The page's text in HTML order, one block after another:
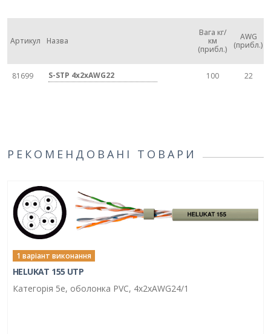
Артикул Назва
Вага кг/
км
(прибл.)
AWG
(прибл.)
81699 S-STP 4x2xAWG22 100 22
РЕКОМЕНДОВАНІ ТОВАРИ
1 варіант виконання
HELUKAT 155 UTP
Категорія 5e, оболонка PVC, 4x2xAWG24/1